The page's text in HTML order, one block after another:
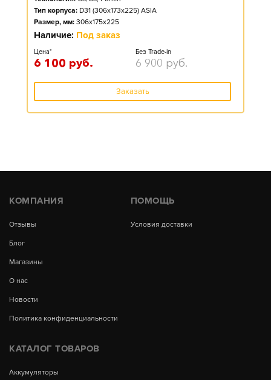
Тип корпуса: D31 (306x173x225) ASIA
Размер, мм: 306x175x225
Наличие: Под заказ
Цена*
6 100 руб.
Без Trade-in
6 900 руб.
Заказать
КОМПАНИЯ
Отзывы
Блог
Магазины
О нас
Новости
Политика конфиденциальности
ПОМОЩЬ
Условия доставки
КАТАЛОГ ТОВАРОВ
Аккумуляторы